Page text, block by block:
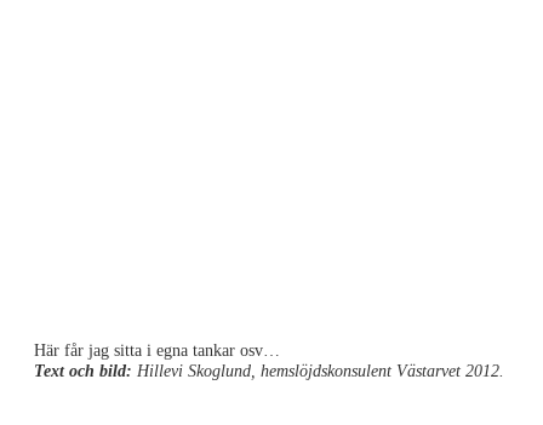
Här får jag sitta i egna tankar osv…
Text och bild: Hillevi Skoglund, hemslöjdskonsulent Västarvet 2012.